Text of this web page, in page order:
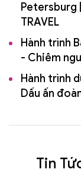
Petersburg
TRAVEL
Hành trình
- Chiêm
Hành trình
Dấu ấn
Tin